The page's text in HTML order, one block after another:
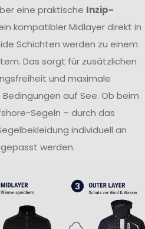
eine praktische Inzip-
kompatibler Midlayer direkt in
Schichten werden zu einem
Das sorgt für zusätzlichen
und maximale
auf See. Ob beim
Segeln – durch das
individuell an
werden.